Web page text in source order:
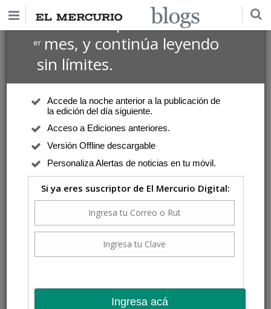
Suscríbete por $1 USD
ermes, y continúa leyendo
sin límites.
Accede la noche anterior a la publicación de
la edición del día siguiente.
Acceso a Ediciones anteriores.
Versión Offline descargable
Personaliza Alertas de noticias en tu móvil.
Si ya eres suscriptor de El Mercurio Digital:
Ingresa acá